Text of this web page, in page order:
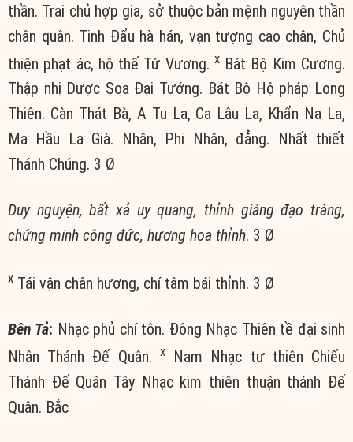
thần. Trai chủ hợp gia, sở thuộc bản mệnh nguyên thần
chân quân. Tinh Đẩu hà hán, vạn tượng cao chân, Chủ
thiện phạt ác, hộ thế Tứ Vương. xBát Bộ Kim Cương.
Thập nhị Dược Soa Đại Tướng. Bát Bộ Hộ pháp Long
Thiên. Càn Thát Bà, A Tu La, Ca Lâu La, Khẩn Na La,
Ma Hầu La Già. Nhân, Phi Nhân, đẳng. Nhất thiết
Thánh Chúng. 3 Ø
Duy nguyện, bất xả uy quang, thỉnh giáng đạo tràng,
chứng minh công đức, hương hoa thỉnh. 3 Ø
x Tái vận chân hương, chí tâm bái thỉnh. 3 Ø
Bên Tả: Nhạc phủ chí tôn. Đông Nhạc Thiên tề đại sinh
Nhân Thánh Đế Quân. xNam Nhạc tư thiên Chiếu
Thánh Đế Quân Tây Nhạc kim thiên thuận thánh Đế
Quân. Bắc